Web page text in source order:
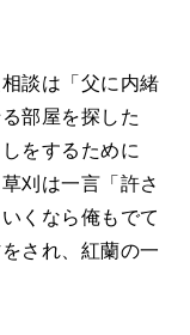
談は「父に内緒
部屋を探した
をするために
刈は一言「許さ
くなら俺もでて
され、紅蘭の一